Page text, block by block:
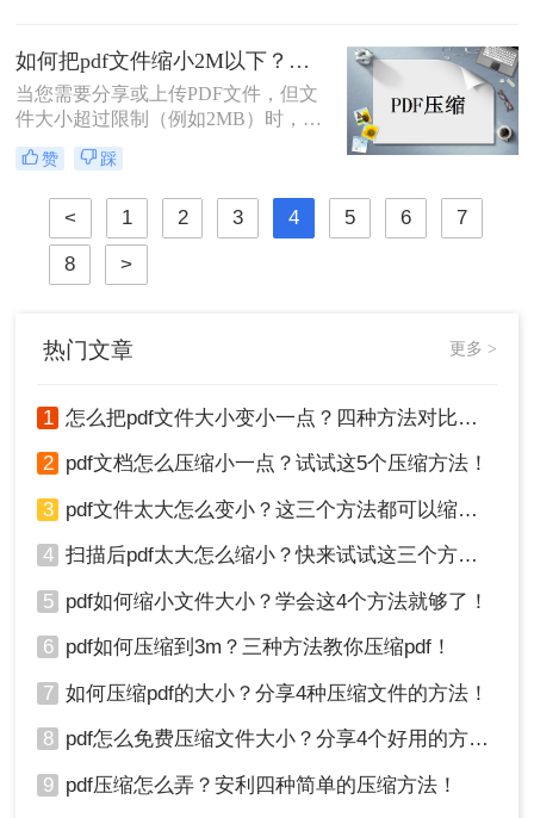
压缩文件大小调整至小于5MB。 如何把pdf文件缩小2M以下？试试转转大师的两种压缩方式！
当您需要分享或上传PDF文件，但文
件大小超过限制（例如2MB）时，缩
小文件大小变得至关重要。那么如何
把pdf文件缩小2M以下呢？本文将介
绍几种实用的方法，帮助您轻松将
PDF文件大小调整至2MB以下。
赞 踩
< 1 2 3 4 5 6 7
8 >
热门文章 更多 >
1 怎么把pdf文件大小变小一点？四种方法对比，一看就懂！
2 pdf文档怎么压缩小一点？试试这5个压缩方法！
3 pdf文件太大怎么变小？这三个方法都可以缩小！
4 扫描后pdf太大怎么缩小？快来试试这三个方法！
5 pdf如何缩小文件大小？学会这4个方法就够了！
6 pdf如何压缩到3m？三种方法教你压缩pdf！
7 如何压缩pdf的大小？分享4种压缩文件的方法！
8 pdf怎么免费压缩文件大小？分享4个好用的方法，简单又快捷！
9 pdf压缩怎么弄？安利四种简单的压缩方法！